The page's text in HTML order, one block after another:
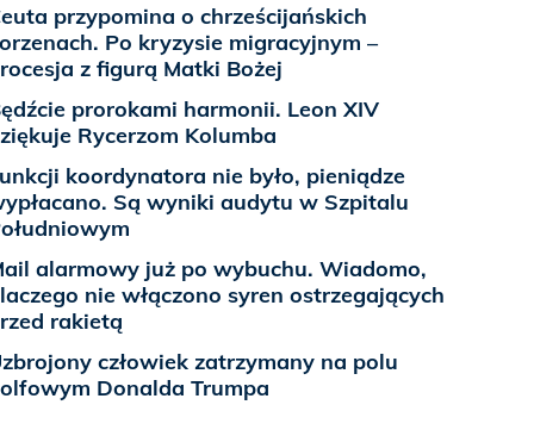
przypomina o chrześcijańskich
Po kryzysie migracyjnym –
z figurą Matki Bożej
prorokami harmonii. Leon XIV
Rycerzom Kolumba
koordynatora nie było, pieniądze
Są wyniki audytu w Szpitalu
alarmowy już po wybuchu. Wiadomo,
nie włączono syren ostrzegających
rakietą
człowiek zatrzymany na polu
Donalda Trumpa